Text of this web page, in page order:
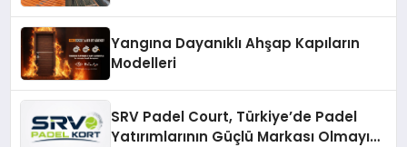
Yangına Dayanıklı Ahşap Kapıların
Modelleri
SRV Padel Court, Türkiye’de Padel
Yatırımlarının Güçlü Markası Olmayı